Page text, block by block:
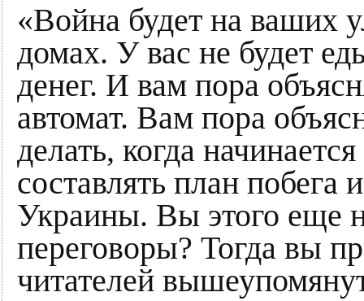
«Война будет на ваших
домах. У вас не будет
денег. И вам пора
автомат. Вам пора
делать, когда
составлять план побега
Украины. Вы этого еще
переговоры? Тогда вы
читателей